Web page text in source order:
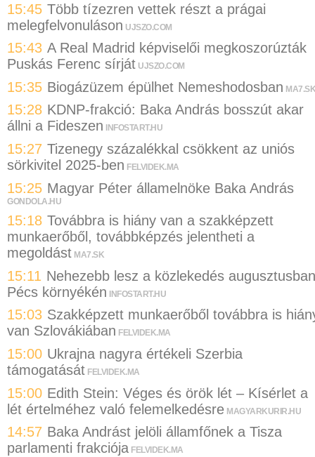
15:45 Több tízezren vettek részt a prágai
melegfelvonuláson UJSZO.COM
15:43 A Real Madrid képviselői megkoszorúzták
Puskás Ferenc sírját UJSZO.COM
15:35 Biogázüzem épülhet Nemeshodosban MA7.SK
15:28 KDNP-frakció: Baka András bosszút akar
állni a Fideszen
INFOSTART.HU
15:27 Tizenegy százalékkal csökkent az uniós
sörkivitel 2025-ben FELVIDEK.MA
15:25 Magyar Péter államelnöke Baka András
GONDOLA.HU
15:18 Továbbra is hiány van a szakképzett
munkaerőből, továbbképzés jelentheti a
megoldást MA7.SK
15:11 Nehezebb lesz a közlekedés augusztusban
Pécs környékén INFOSTART.HU
15:03 Szakképzett munkaerőből továbbra is
van Szlovákiában FELVIDEK.MA
15:00 Ukrajna nagyra értékeli Szerbia
támogatását FELVIDEK.MA
15:00 Edith Stein: Véges és örök lét – Kísérlet a
lét értelméhez való felemelkedésre MAGYARKURIR.HU
14:57 Baka Andrást jelöli államfőnek a Tisza
parlamenti frakciója FELVIDEK.MA